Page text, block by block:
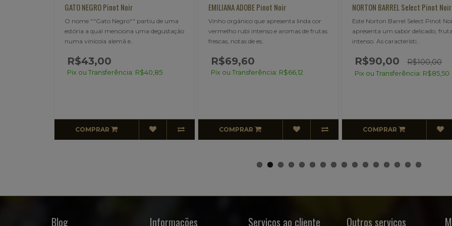
GATO NEGRO Pinot Noir
O nome ""Gato Negro"" partiu de uma
estória a qual menciona uma degustação
numa vinícola alemã e..
R$43,00
Pix ou Transferência: R$40,85
COMPRAR
EMILIANA ADOBE Pinot Noir
Vinho orgânico que apresenta linda cor
vermelho rubi intenso e aromas de frutas
frescas, notas de es..
R$69,60
Pix ou Transferência: R$66,12
COMPRAR
NORTON BARREL Select Pinot Noir
Este Norton Barrel Select Pinot Noir
apresenta um sabor delicado, frutado e
intenso. As característi..
R$90,00 R$100,00
Pix ou Transferência: R$85,50
COMPRAR
Blog Informações Serviços ao cliente Outros serviços